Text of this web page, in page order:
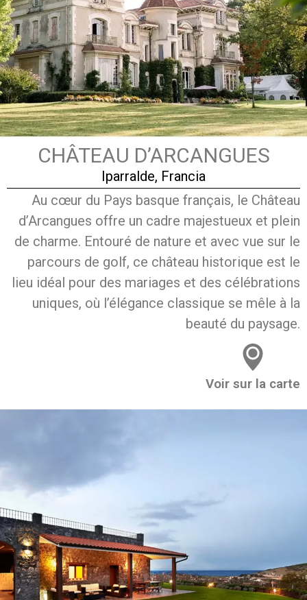
CHÂTEAU D’ARCANGUES
Iparralde, Francia
Au cœur du Pays basque français, le Château
d’Arcangues offre un cadre majestueux et plein
de charme. Entouré de nature et avec vue sur le
parcours de golf, ce château historique est le
lieu idéal pour des mariages et des célébrations
uniques, où l’élégance classique se mêle à la
beauté du paysage.
Voir sur la carte